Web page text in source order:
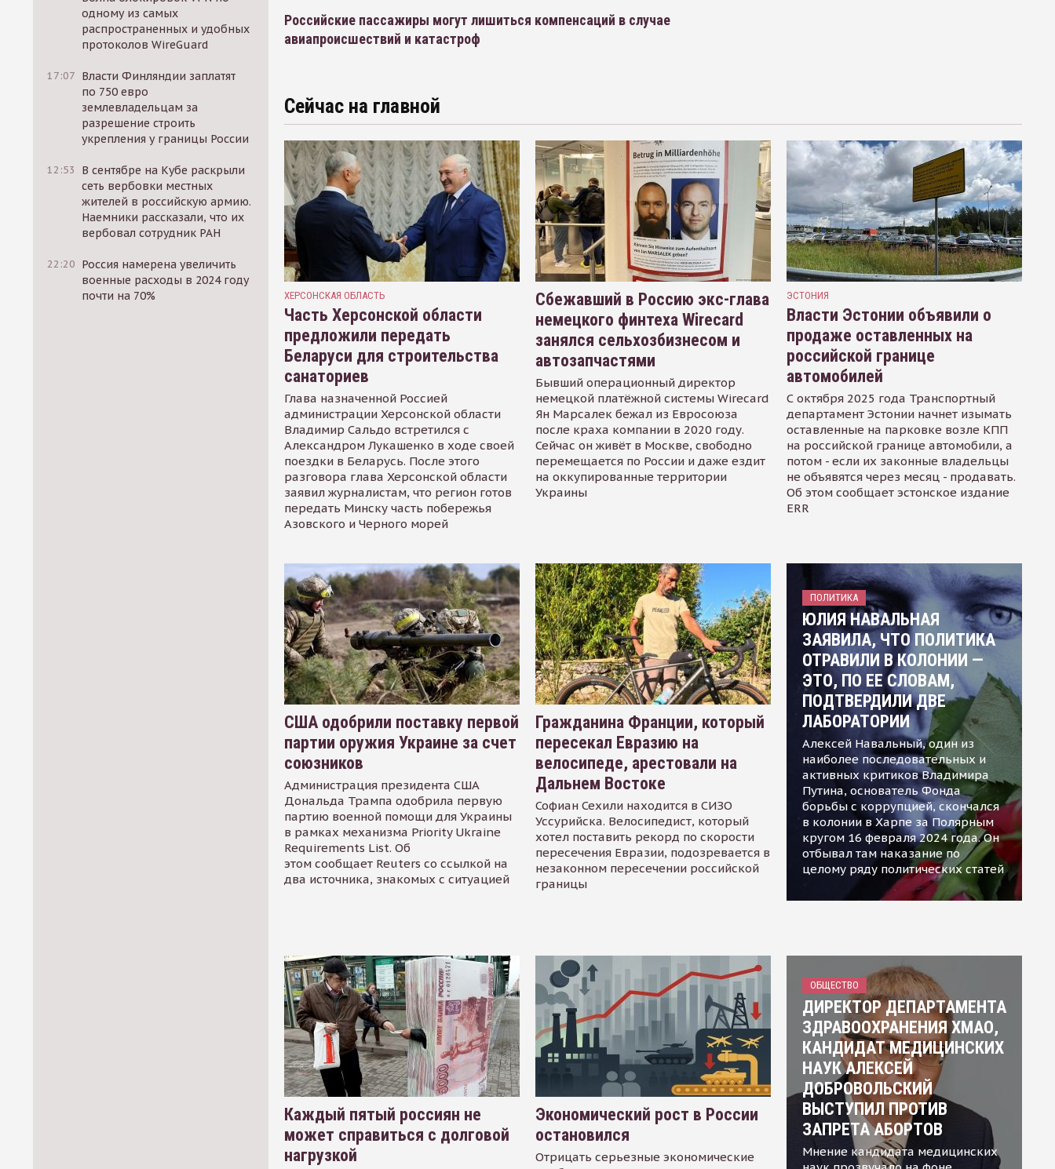
одному из самых
распространенных и удобных
протоколов WireGuard
17:07 Власти Финляндии заплатят
по 750 евро
землевладельцам за
разрешение строить
укрепления у границы России
12:53
В сентябре на Кубе раскрыли
сеть вербовки местных
жителей в российскую армию.
Наемники рассказали, что их
вербовал сотрудник РАН
22:20 Россия намерена увеличить
военные расходы в 2024 году
почти на 70%
Российские пассажиры могут лишиться компенсаций в случае
авиапроисшествий и катастроф
Сейчас на главной
ХЕРСОНСКАЯ ОБЛАСТЬ
Часть Херсонской области
предложили передать
Беларуси для строительства
санаториев
Глава назначенной Россией
администрации Херсонской области
Владимир Сальдо встретился с
Александром Лукашенко в ходе своей
поездки в Беларусь. После этого
разговора глава Херсонской области
заявил журналистам, что регион готов
передать Минску часть побережья
Азовского и Черного морей
Сбежавший в Россию экс-глава
немецкого финтеха Wirecard
занялся сельхозбизнесом и
автозапчастями
Бывший операционный директор
немецкой платёжной системы Wirecard
Ян Марсалек бежал из Евросоюза
после краха компании в 2020 году.
Сейчас он живёт в Москве, свободно
перемещается по России и даже ездит
на оккупированные территории
Украины
ЭСТОНИЯ
Власти Эстонии объявили о
продаже оставленных на
российской границе
автомобилей
С октября 2025 года Транспортный
департамент Эстонии начнет изымать
оставленные на парковке возле КПП
на российской границе автомобили, а
потом - если их законные владельцы
не объявятся через месяц - продавать.
Об этом сообщает эстонское издание
ERR
США одобрили поставку первой
партии оружия Украине за счет
союзников
Администрация президента США
Дональда Трампа одобрила первую
партию военной помощи для Украины
в рамках механизма Priority Ukraine
Requirements List. Об
этом сообщает Reuters со ссылкой на
два источника, знакомых с ситуацией
Гражданина Франции, который
пересекал Евразию на
велосипеде, арестовали на
Дальнем Востоке
Софиан Сехили находится в СИЗО
Уссурийска. Велосипедист, который
хотел поставить рекорд по скорости
пересечения Евразии, подозревается в
незаконном пересечении российской
границы
ПОЛИТИКА
ЮЛИЯ НАВАЛЬНАЯ
ЗАЯВИЛА, ЧТО ПОЛИТИКА
ОТРАВИЛИ В КОЛОНИИ —
ЭТО, ПО ЕЕ СЛОВАМ,
ПОДТВЕРДИЛИ ДВЕ
ЛАБОРАТОРИИ
Алексей Навальный, один из
наиболее последовательных и
активных критиков Владимира
Путина, основатель Фонда
борьбы с коррупцией, скончался
в колонии в Харпе за Полярным
кругом 16 февраля 2024 года. Он
отбывал там наказание по
целому ряду политических статей
Каждый пятый россиян не
может справиться с долговой
нагрузкой
Экономический рост в России
остановился
Отрицать серьезные экономические
ОБЩЕСТВО
ДИРЕКТОР ДЕПАРТАМЕНТА
ЗДРАВООХРАНЕНИЯ ХМАО,
КАНДИДАТ МЕДИЦИНСКИХ
НАУК АЛЕКСЕЙ
ДОБРОВОЛЬСКИЙ
ВЫСТУПИЛ ПРОТИВ
ЗАПРЕТА АБОРТОВ
Мнение кандидата медицинских